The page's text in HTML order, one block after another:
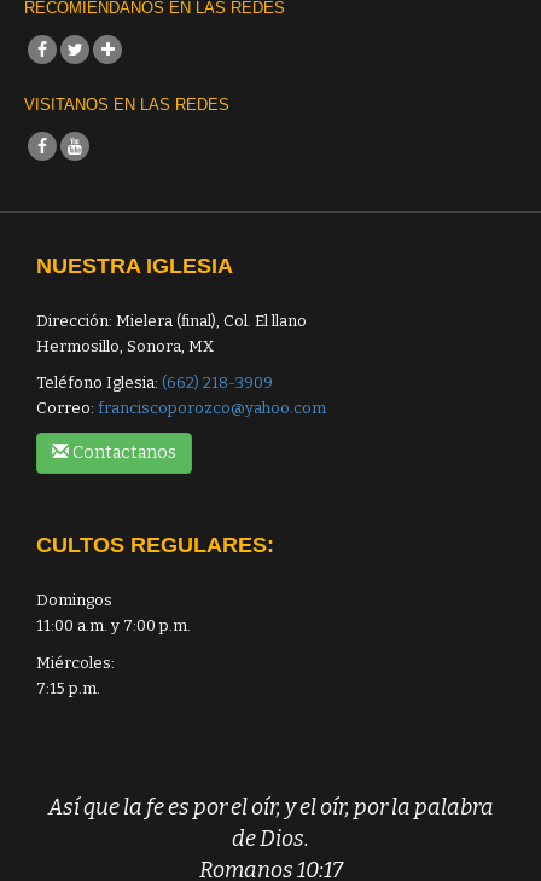
RECOMIENDANOS EN LAS REDES
VISITANOS EN LAS REDES
NUESTRA IGLESIA
Dirección: Mielera (final), Col. El llano
Hermosillo, Sonora, MX
Teléfono Iglesia: (662) 218-3909
Correo: franciscoporozco@yahoo.com
Contactanos
CULTOS REGULARES:
Domingos
11:00 a.m. y 7:00 p.m.
Miércoles:
7:15 p.m.
Así que la fe es por el oír, y el oír, por la palabra
de Dios.
Romanos 10:17